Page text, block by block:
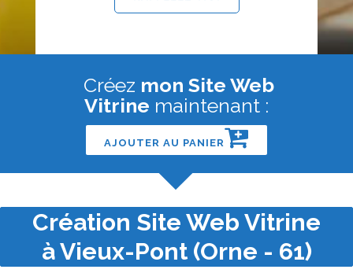
Créez mon Site Web
Vitrine maintenant :
AJOUTER AU PANIER
Création Site Web Vitrine
à Vieux-Pont (Orne - 61)